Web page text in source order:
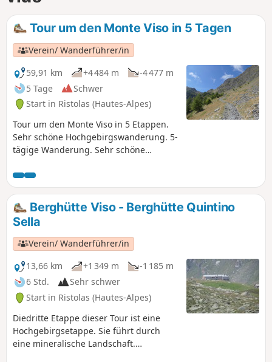
Tour um den Monte Viso in 5 Tagen
Verein/ Wanderführer/in
59,91 km
+4 484 m
-4 477 m
5 Tage
Schwer
Start in Ristolas (Hautes-Alpes)
Tour um den Monte Viso in 5 Etappen.
Sehr schöne Hochgebirgswanderung. 5-
tägige Wanderung. Sehr schöne
Berghütte Viso - Berghütte Quintino
Sella
Verein/ Wanderführer/in
13,66 km
+1 349 m
-1 185 m
6 Std.
Sehr schwer
Start in Ristolas (Hautes-Alpes)
Diedritte Etappe dieser Tour ist eine
Hochgebirgsetappe. Sie führt durch
eine mineralische Landschaft.